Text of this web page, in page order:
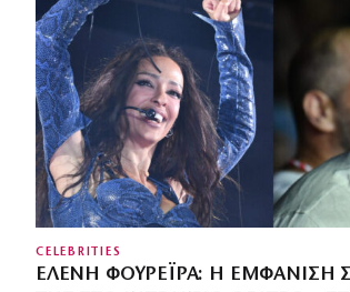
CELEBRITIES
ΕΛΈΝΗ ΦΟΥΡΈΙΡΑ: Η ΕΜΦΆΝΙΣΗ